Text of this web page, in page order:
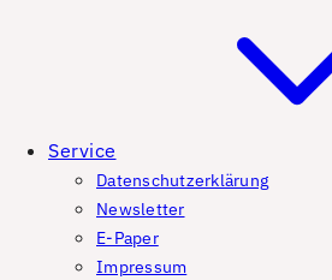
Service
Datenschutzerklärung
Newsletter
E-Paper
Impressum